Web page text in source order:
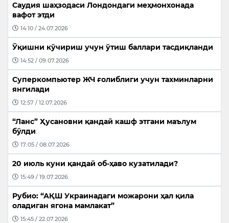
Саудия шаҳзодаси Лондондаги меҳмонхонада
вафот этди
14:10 / 24.07.2026
Ўқишни кўчириш учун ўтиш баллари тасдиқланди
14:52 / 09.07.2026
Суперкомпьютер ЖЧ ғолиблиги учун тахминларни
янгилади
12:57 / 12.07.2026
“Ланс” Ҳусановни қандай кашф этгани маълум
бўлди
17:05 / 08.07.2026
20 июль куни қандай об-ҳаво кузатилади?
15:49 / 19.07.2026
Рубио: “АҚШ Украинадаги можарони ҳал қила
оладиган ягона мамлакат”
15:45 / 22.07.2026